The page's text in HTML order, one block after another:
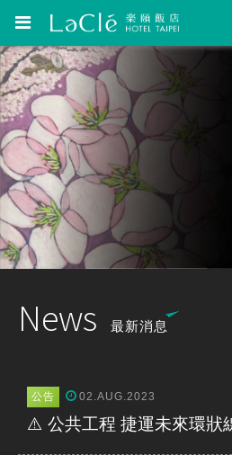
News 最新消息
公告 02.AUG.2023
⚠️ 公共工程 捷運未來環狀